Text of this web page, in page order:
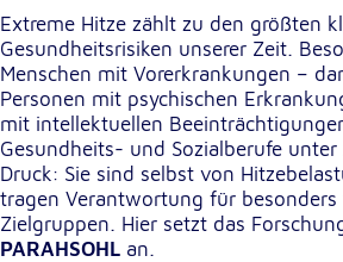
Extreme Hitze zählt zu den größten
Gesundheitsrisiken unserer Zeit.
Menschen mit Vorerkrankungen –
Personen mit psychischen
mit intellektuellen
Gesundheits- und Sozialberufe
Druck: Sie sind selbst von
tragen Verantwortung für besonders
Zielgruppen. Hier setzt das
PARAHSOHL an.
24 Stunden - 2 Jahre
Google Tag Manager
Anbieter:
Google LLC